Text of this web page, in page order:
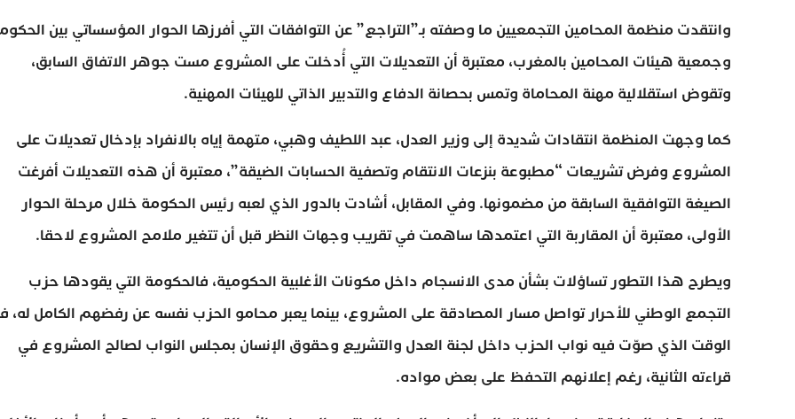
وانتقدت منظمة المحامين التجمعيين ما وصفته بـ”التراجع” عن التوافقات التي أفرزها الحوار المؤسساتي بين
وجمعية هيئات المحامين بالمغرب، معتبرة أن التعديلات التي أُدخلت على المشروع مست جوهر الاتفاق السابق،
وتقوض استقلالية مهنة المحاماة وتمس بحصانة الدفاع والتدبير الذاتي للهيئات المهنية.
كما وجهت المنظمة انتقادات شديدة إلى وزير العدل، عبد اللطيف وهبي، متهمة إياه بالانفراد بإدخال تعديلات على
المشروع وفرض تشريعات “مطبوعة بنزعات الانتقام وتصفية الحسابات الضيقة”، معتبرة أن هذه التعديلات أفرغت
الصيغة التوافقية السابقة من مضمونها. وفي المقابل، أشادت بالدور الذي لعبه رئيس الحكومة خلال مرحلة الحوار
الأولى، معتبرة أن المقاربة التي اعتمدها ساهمت في تقريب وجهات النظر قبل أن تتغير ملامح المشروع لاحقا.
ويطرح هذا التطور تساؤلات بشأن مدى الانسجام داخل مكونات الأغلبية الحكومية، فالحكومة التي يقودها حزب
التجمع الوطني للأحرار تواصل مسار المصادقة على المشروع، بينما يعبر محامو الحزب نفسه عن رفضهم الكامل له،
الوقت الذي صوّت فيه نواب الحزب داخل لجنة العدل والتشريع وحقوق الإنسان بمجلس النواب لصالح المشروع في
قراءته الثانية، رغم إعلانهم التحفظ على بعض مواده.